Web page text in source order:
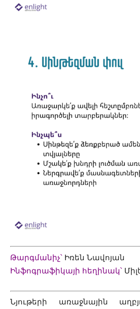
Թարգմանիչ՝ Իռեն Նավոյան
Ինֆոգրաֆիկայի հեղինակ՝
Նյութերի առաջնային